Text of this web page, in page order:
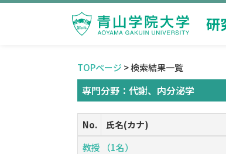
研
TOPページ > 検索結果一覧
専門分野：代謝、内分泌学
No. 氏名(カナ)
教授 （1名）